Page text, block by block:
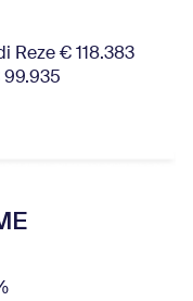
Reze € 118.383
99.935